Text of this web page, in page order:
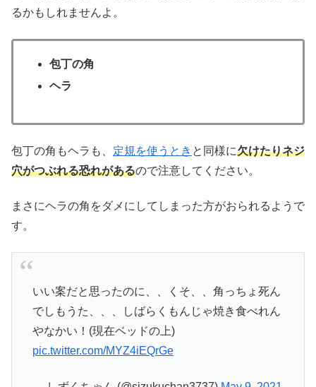
るかもしれませんよ。
包丁の角
ヘラ
包丁の角もヘラも、 定規を使うとき と同様に欠けたりネジ
穴がつぶれる恐れがあるので注意してください。
まさにヘラの角をダメにしてしまった方がおられるようで
す。
いい案だと思ったのに、、くそ、、角っちょ死ん
でしもうた、、、しばらくもんじゃ焼き食べれん
やなかい！(現在ベッドの上)
pic.twitter.com/MYZ4iEQrGe